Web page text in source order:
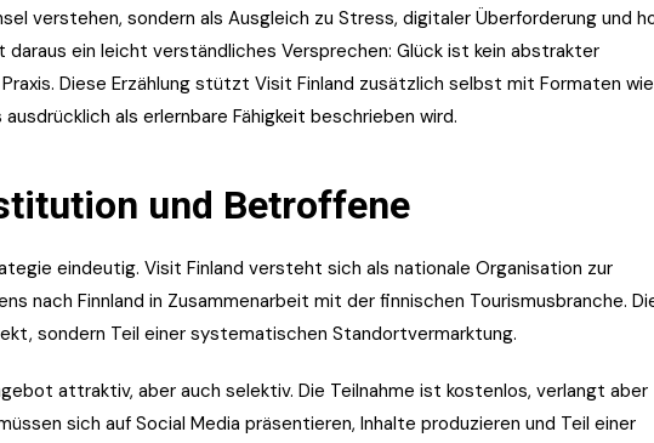
verstehen, sondern als Ausgleich zu Stress, digitaler Überforderung und
ein leicht verständliches Versprechen: Glück ist kein abstrakter
Diese Erzählung stützt Visit Finland zusätzlich selbst mit Formaten wie
ausdrücklich als erlernbare Fähigkeit beschrieben wird.
und Betroffene
eindeutig. Visit Finland versteht sich als nationale Organisation zur
nach Finnland in Zusammenarbeit mit der finnischen Tourismusbranche.
sondern Teil einer systematischen Standortvermarktung.
attraktiv, aber auch selektiv. Die Teilnahme ist kostenlos, verlangt aber
sich auf Social Media präsentieren, Inhalte produzieren und Teil einer